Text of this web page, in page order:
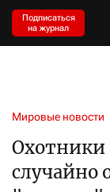
Подписаться
на журнал
Мировые новости
Охотники
случайно